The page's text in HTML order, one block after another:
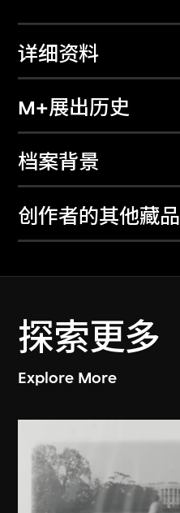
详细资料
M+展出历史
档案背景
创作者的其他藏品
探索更多
Explore More